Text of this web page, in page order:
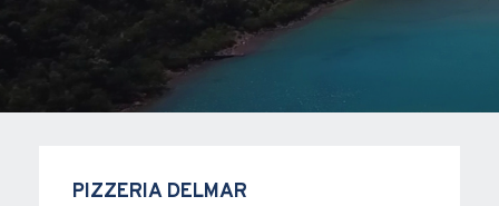
PIZZERIA DELMAR